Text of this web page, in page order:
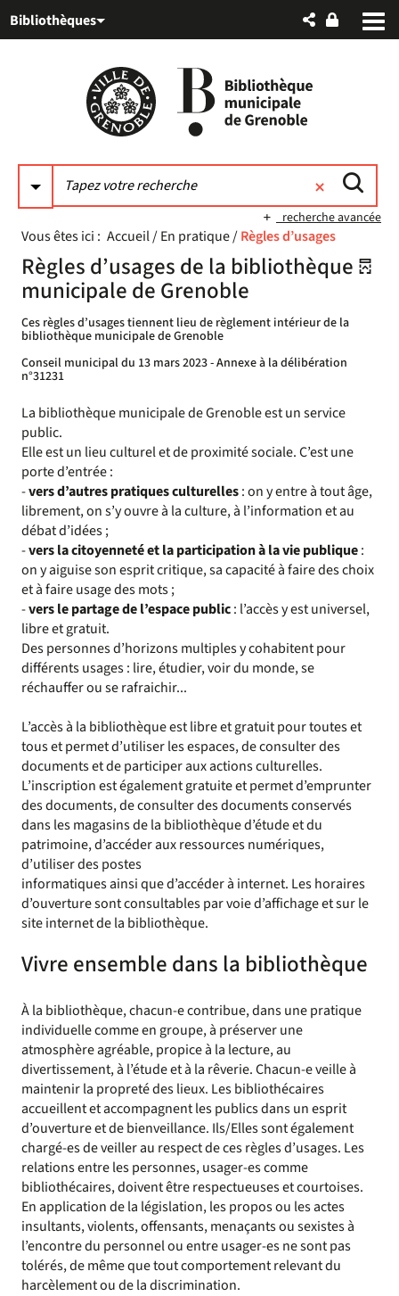
au
auBibliothèques
recherche avancée
Vous êtes ici : Accueil/En pratique/Règles d’usages
Règles d’usages de la bibliothèque
municipale de Grenoble
Ces règles d’usages tiennent lieu de règlement intérieur de la
bibliothèque municipale de Grenoble
Conseil municipal du 13 mars 2023 - Annexe à la délibération
n°31231
La bibliothèque municipale de Grenoble est un service
public.
Elle est un lieu culturel et de proximité sociale. C’est une
porte d’entrée :
-vers d’autres pratiques culturelles: on y entre à tout âge,
librement, on s’y ouvre à la culture, à l’information et au
débat d’idées ;
-vers la citoyenneté et la participation à la vie publique:
on y aiguise son esprit critique, sa capacité à faire des choix
et à faire usage des mots ;
-vers le partage de l’espace public: l’accès y est universel,
libre et gratuit.
Des personnes d’horizons multiples y cohabitent pour
différents usages : lire, étudier, voir du monde, se
réchauffer ou se rafraichir...
L’accès à la bibliothèque est libre et gratuit pour toutes et
tous et permet d’utiliser les espaces, de consulter des
documents et de participer aux actions culturelles.
L’inscription est également gratuite et permet d’emprunter
des documents, de consulter des documents conservés
dans les magasins de la bibliothèque d’étude et du
patrimoine, d’accéder aux ressources numériques,
d’utiliser des postes
informatiques ainsi que d’accéder à internet. Les horaires
d’ouverture sont consultables par voie d’affichage et sur le
site internet de la bibliothèque.
Vivre ensemble dans la bibliothèque
À la bibliothèque, chacun-e contribue, dans une pratique
individuelle comme en groupe, à préserver une
atmosphère agréable, propice à la lecture, au
divertissement, à l’étude et à la rêverie. Chacun-e veille à
maintenir la propreté des lieux. Les bibliothécaires
accueillent et accompagnent les publics dans un esprit
d’ouverture et de bienveillance. Ils/Elles sont également
chargé-es de veiller au respect de ces règles d’usages. Les
relations entre les personnes, usager-es comme
bibliothécaires, doivent être respectueuses et courtoises.
En application de la législation, les propos ou les actes
insultants, violents, offensants, menaçants ou sexistes à
l’encontre du personnel ou entre usager-es ne sont pas
tolérés, de même que tout comportement relevant du
harcèlement ou de la discrimination.